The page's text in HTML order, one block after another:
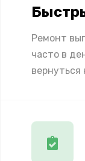
Ремонт
часто в
вернуться